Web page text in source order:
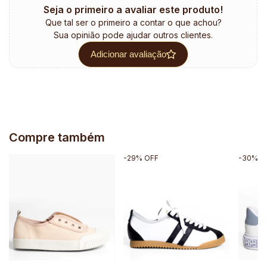
Seja o primeiro a avaliar este produto!
Que tal ser o primeiro a contar o que achou?
Sua opinião pode ajudar outros clientes.
Adicionar avaliação
Compre também
-29%OFF -30%